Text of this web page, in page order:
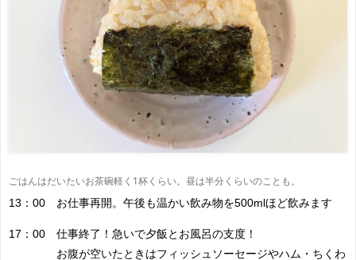
ごはんはだいたいお茶碗軽く1杯くらい。昼は半分くらいのことも。
13：00 お仕事再開。午後も温かい飲み物を500mlほど飲みます
17：00 仕事終了！急いで夕飯とお風呂の支度！
お腹が空いたときはフィッシュソーセージやハム・ちくわ